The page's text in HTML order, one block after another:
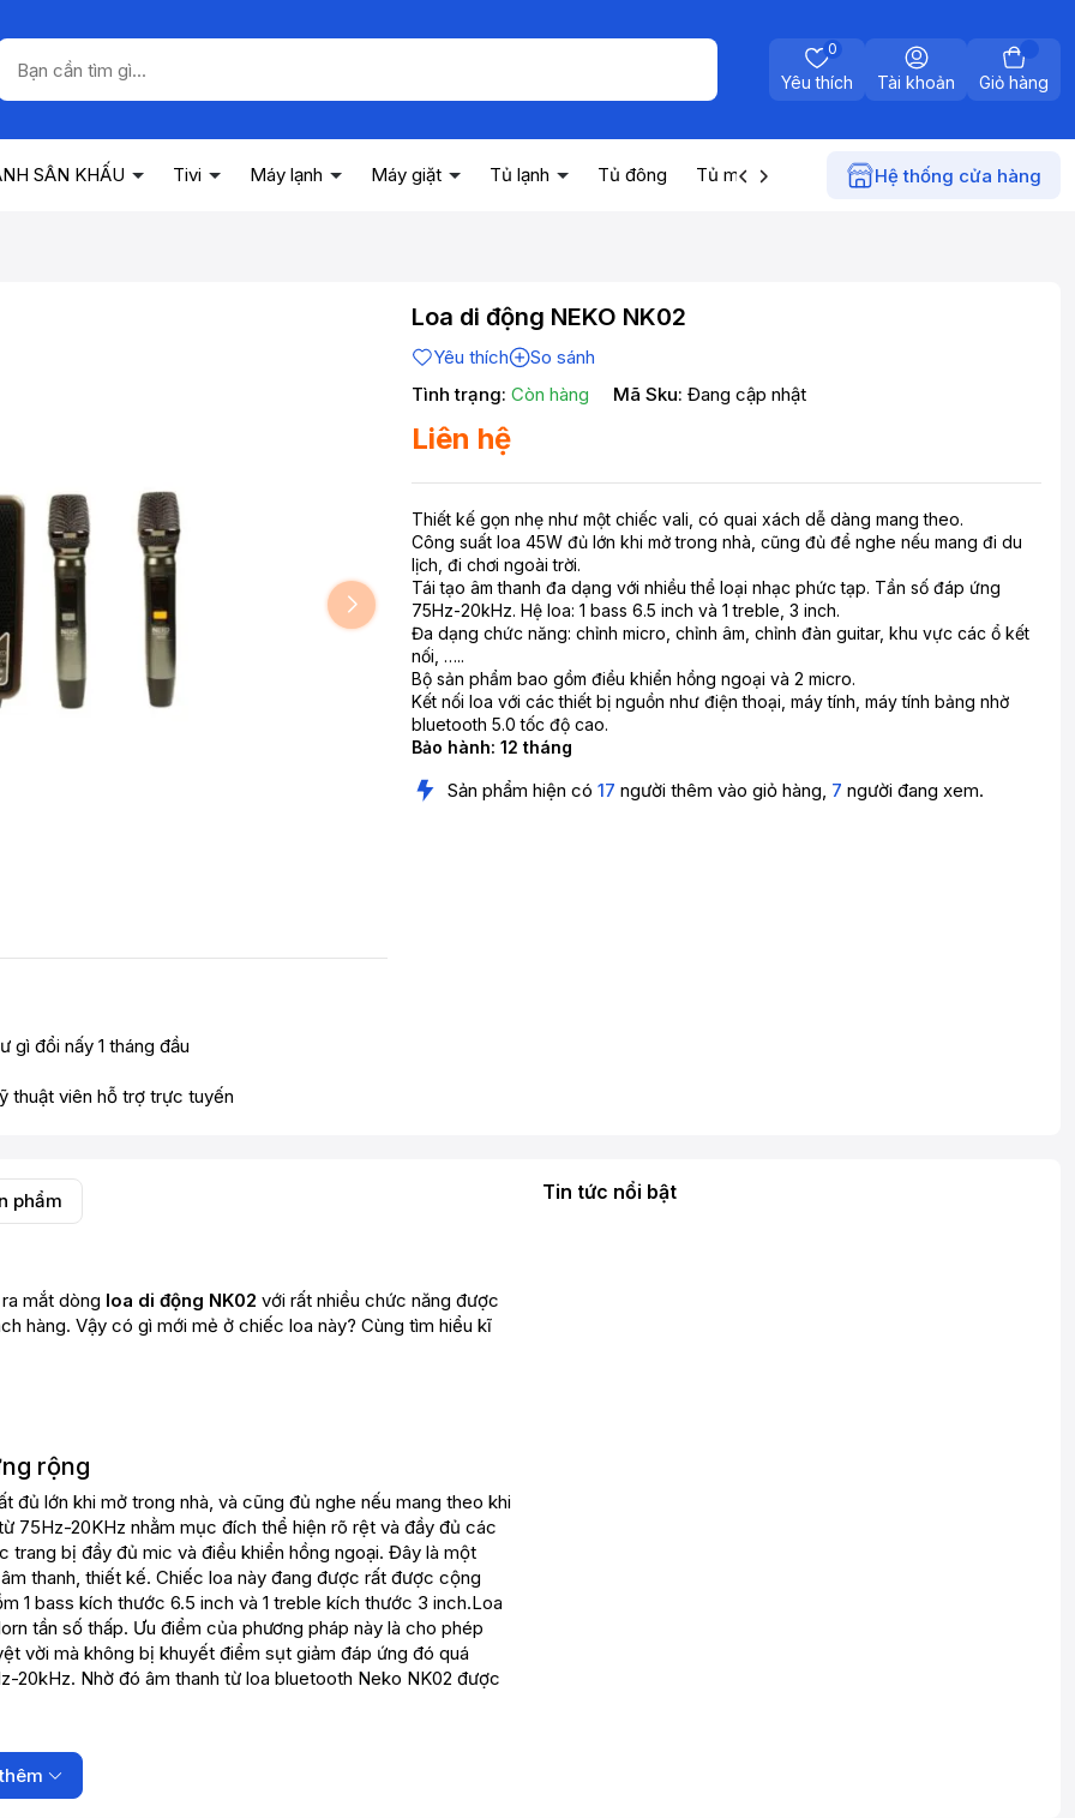
Yêu thích
0
Tài khoản Giỏ hàng
SÂN KHẤU Tivi Máy lạnh Máy giặt Tủ lạnh Tủ đông Tủ mát Máy nước nóng Điện gia
Hệ thống cửa hàng
gì đổi nấy 1 tháng đầu
thuật viên hỗ trợ trực tuyến
Loa di động NEKO NK02
Yêu thích
So sánh
Tình trạng: Còn hàng Mã Sku: Đang cập nhật
Liên hệ
Thiết kế gọn nhẹ như một chiếc vali, có quai xách dễ dàng mang theo.
Công suất loa 45W đủ lớn khi mở trong nhà, cũng đủ để nghe nếu mang đi du
lịch, đi chơi ngoài trời.
Tái tạo âm thanh đa dạng với nhiều thể loại nhạc phức tạp. Tần số đáp ứng
75Hz-20kHz. Hệ loa: 1 bass 6.5 inch và 1 treble, 3 inch.
Đa dạng chức năng: chỉnh micro, chỉnh âm, chỉnh đàn guitar, khu vực các ổ kết
nối, …..
Bộ sản phẩm bao gồm điều khiển hồng ngoại và 2 micro.
Kết nối loa với các thiết bị nguồn như điện thoại, máy tính, máy tính bảng nhờ
bluetooth 5.0 tốc độ cao.
Bảo hành: 12 tháng
Sản phẩm hiện có 17 người thêm vào giỏ hàng, 7 người đang xem.
phẩm
mắt dòng loa di động NK02 với rất nhiều chức năng được
hàng. Vậy có gì mới mẻ ở chiếc loa này? Cùng tìm hiểu kĩ
rộng
đủ lớn khi mở trong nhà, và cũng đủ nghe nếu mang theo khi
75Hz-20KHz nhằm mục đích thể hiện rõ rệt và đầy đủ các
trang bị đầy đủ mic và điều khiển hồng ngoại. Đây là một
thanh, thiết kế. Chiếc loa này đang được rất được cộng
1 bass kích thước 6.5 inch và 1 treble kích thước 3 inch.Loa
tần số thấp. Ưu điểm của phương pháp này là cho phép
vời mà không bị khuyết điểm sụt giảm đáp ứng đó quá
20kHz. Nhờ đó âm thanh từ loa bluetooth Neko NK02 được
lại có các chức năng riêng biệt như khu vực chỉnh micro và
dùng dễ dàng sử dụng và cài đặt để được trải nghiệm chất
Tin tức nổi bật